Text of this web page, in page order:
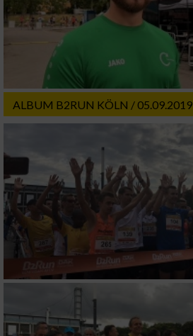
ALBUM B2RUN KÖLN / 05.09.2019